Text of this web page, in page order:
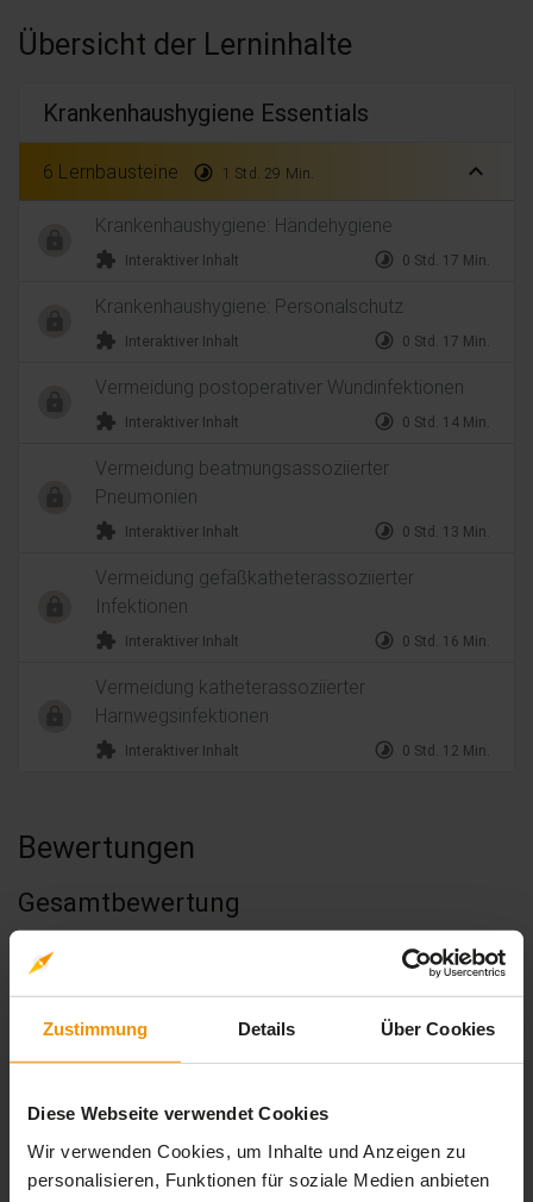
Zustimmung Details Über Cookies
Diese Webseite verwendet Cookies
Wir verwenden Cookies, um Inhalte und Anzeigen zu
personalisieren, Funktionen für soziale Medien anbieten
Übersicht der Lerninhalte
Krankenhaushygiene Essentials
6 Lernbausteine timelapse 1 Std. 29 Min. expand_less
Krankenhaushygiene: Händehygiene
extension Interaktiver Inhalt timelapse 0 Std. 17 Min.
Krankenhaushygiene: Personalschutz
extension Interaktiver Inhalt timelapse 0 Std. 17 Min.
Vermeidung postoperativer Wundinfektionen
extension Interaktiver Inhalt timelapse 0 Std. 14 Min.
Vermeidung beatmungsassoziierter
Pneumonien
extension Interaktiver Inhalt timelapse 0 Std. 13 Min.
Vermeidung gefäßkatheterassoziierter
Infektionen
extension Interaktiver Inhalt timelapse 0 Std. 16 Min.
Vermeidung katheterassoziierter
Harnwegsinfektionen
extension Interaktiver Inhalt timelapse 0 Std. 12 Min.
Bewertungen
Gesamtbewertung
4,00
1 Bewertung